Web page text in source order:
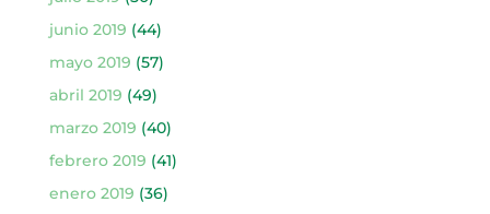
junio 2019 (44)
mayo 2019 (57)
abril 2019 (49)
marzo 2019 (40)
febrero 2019 (41)
enero 2019 (36)